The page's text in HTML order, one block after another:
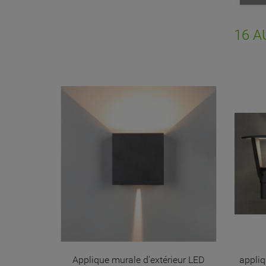
16
Applique murale d'extérieur LED